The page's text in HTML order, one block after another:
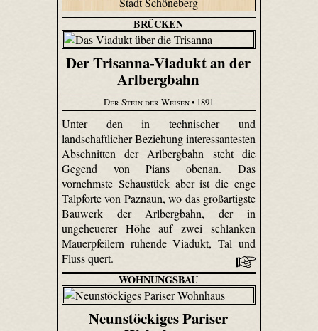
BRÜCKEN
Der Trisanna-Viadukt an der
Arlbergbahn
Der Stein der Weisen• 1891
Unter den in technischer und
landschaftlicher Beziehung interessantesten
Abschnitten der Arlbergbahn steht die
Gegend von Pians obenan. Das
vornehmste Schaustück aber ist die enge
Talpforte von Paznaun, wo das großartigste
Bauwerk der Arlbergbahn, der in
ungeheuerer Höhe auf zwei schlanken
Mauerpfeilern ruhende Viadukt, Tal und
Fluss quert.
WOHNUNGSBAU
Neunstöckiges Pariser